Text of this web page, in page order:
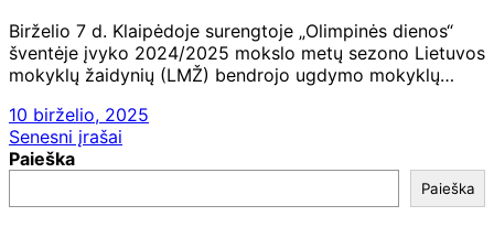
Birželio 7 d. Klaipėdoje surengtoje „Olimpinės dienos“
šventėje įvyko 2024/2025 mokslo metų sezono Lietuvos
mokyklų žaidynių (LMŽ) bendrojo ugdymo mokyklų…
10 birželio, 2025
Navigacija
tarp
įrašų
Senesni įrašai
Paieška
Paieška